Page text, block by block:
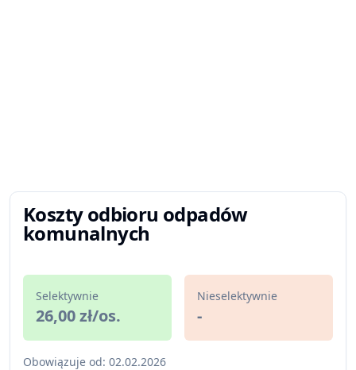
Koszty odbioru odpadów
komunalnych
Selektywnie
26,00 zł/os.
Nieselektywnie
-
Obowiązuje od: 02.02.2026